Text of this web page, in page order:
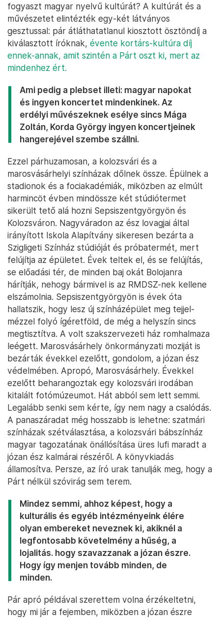
fogyaszt magyar nyelvű kultúrát? A kultúrát és a
művészetet elintézték egy-két látványos
gesztussal: pár átláthatatlanul kiosztott ösztöndíj a
kiválasztott íróknak, évente kortárs-kultúra díj
ennek-annak, amit szintén a Párt oszt ki, mert az
mindenhez ért.
Ami pedig a plebset illeti: magyar napokat
és ingyen koncertet mindenkinek. Az
erdélyi művészeknek esélye sincs Mága
Zoltán, Korda György ingyen koncertjeinek
hangerejével szembe szállni.
Ezzel párhuzamosan, a kolozsvári és a
marosvásárhelyi színházak dőlnek össze. Épülnek a
stadionok és a fociakadémiák, miközben az elmúlt
harmincöt évben mindössze két stúdiótermet
sikerült tető alá hozni Sepsiszentgyörgyön és
Kolozsváron. Nagyváradon az ész lovagjai által
irányított Iskola Alapítvány sikeresen bezárta a
Szigligeti Színház stúdióját és próbatermét, mert
felújítja az épületet. Évek teltek el, és se felújítás,
se előadási tér, de minden baj okát Bolojanra
hárítják, nehogy bármivel is az RMDSZ-nek kellene
elszámolnia. Sepsiszentgyörgyön is évek óta
hallatszik, hogy lesz új színházépület meg tejjel-
mézzel folyó ígéretföld, de még a helyszín sincs
megtisztítva. A volt szakszervezeti ház romhalmaza
leégett. Marosvásárhely önkormányzati moziját is
bezárták évekkel ezelőtt, gondolom, a józan ész
védelmében. Apropó, Marosvásárhely. Évekkel
ezelőtt beharangoztak egy kolozsvári irodában
kitalált fotómúzeumot. Hát abból sem lett semmi.
Legalább senki sem kérte, így nem nagy a csalódás.
A panaszáradat még hosszabb is lehetne: szatmári
színházak szétválasztása, a kolozsvári bábszínház
magyar tagozatának önállósítása üres lufi maradt a
józan ész kalmárai részéről. A könyvkiadás
államosítva. Persze, az író urak tanulják meg, hogy a
Párt nélkül szóvirág sem terem.
Mindez semmi, ahhoz képest, hogy a
kulturális és egyéb intézményeink élére
olyan embereket neveznek ki, akiknél a
legfontosabb követelmény a hűség, a
lojalitás. hogy szavazzanak a józan észre.
Hogy így menjen tovább minden, de
minden.
Pár apró példával szerettem volna érzékeltetni,
hogy mi jár a fejemben, miközben a józan észre